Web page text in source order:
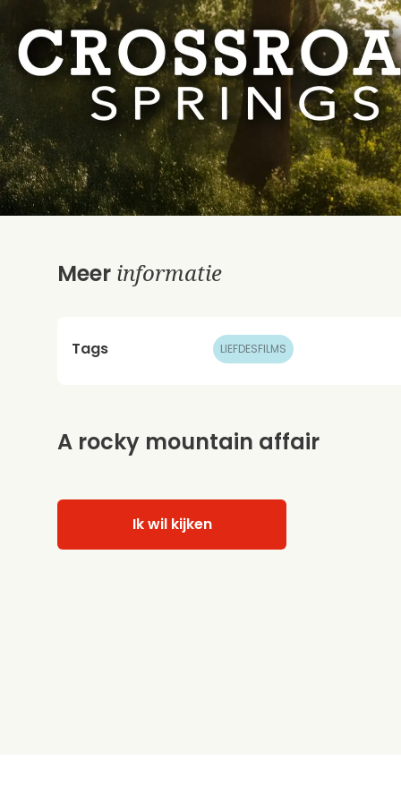
Meer informatie
Tags LIEFDESFILMS
A rocky mountain affair
Ik wil kijken